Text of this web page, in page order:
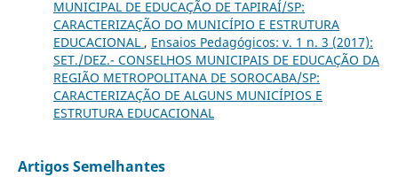
MUNICIPAL DE EDUCAÇÃO DE TAPIRAÍ/SP:
CARACTERIZAÇÃO DO MUNICÍPIO E ESTRUTURA
EDUCACIONAL , Ensaios Pedagógicos: v. 1 n. 3 (2017):
SET./DEZ.- CONSELHOS MUNICIPAIS DE EDUCAÇÃO DA
REGIÃO METROPOLITANA DE SOROCABA/SP:
CARACTERIZAÇÃO DE ALGUNS MUNICÍPIOS E
ESTRUTURA EDUCACIONAL
Artigos Semelhantes